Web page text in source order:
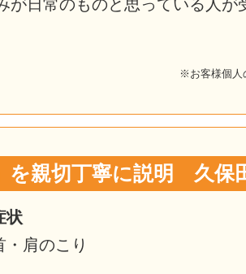
が日常のものと思っている人
※お客様個人
を親切丁寧に説明 久
状
・肩のこり